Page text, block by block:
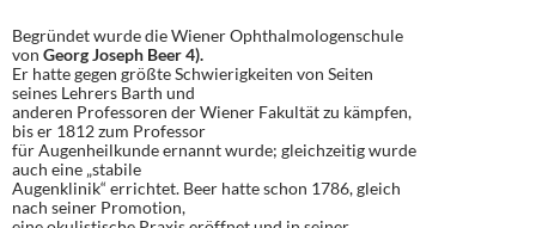
Begründet wurde die Wiener Ophthalmologenschule
von Georg Joseph Beer 4).
Er hatte gegen größte Schwierigkeiten von Seiten
seines Lehrers Barth und
anderen Professoren der Wiener Fakultät zu kämpfen,
bis er 1812 zum Professor
für Augenheilkunde ernannt wurde; gleichzeitig wurde
auch eine „stabile
Augenklinik“ errichtet. Beer hatte schon 1786, gleich
nach seiner Promotion,